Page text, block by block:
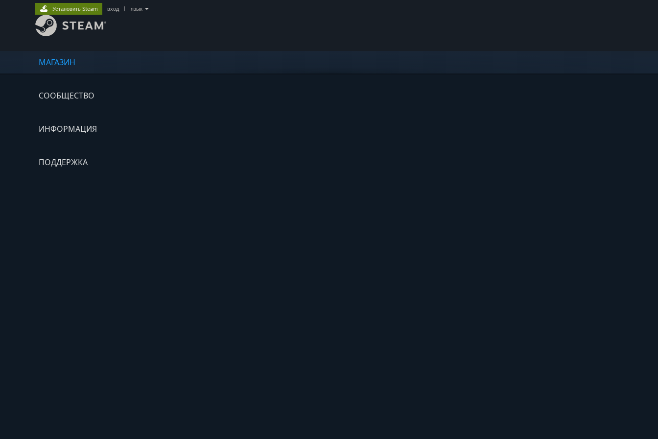
МАГАЗИН
СООБЩЕСТВО
ИНФОРМАЦИЯ
ПОДДЕРЖКА
Установить Steam вход язык